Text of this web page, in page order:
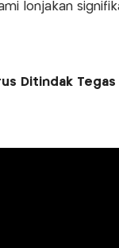
lonjakan
Ditindak